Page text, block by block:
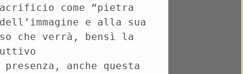
come “pietra
e alla sua
che verrà, bensì la
anche questa